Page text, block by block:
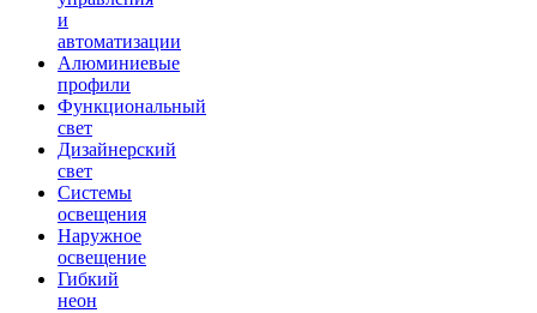
и
автоматизации
Алюминиевые
профили
Функциональный
свет
Дизайнерский
свет
Системы
освещения
Наружное
освещение
Гибкий
неон